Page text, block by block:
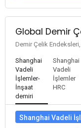
Global Demir
Demir Çelik
Shanghai
Vadeli
İşlemler-
İnşaat
demiri
Shanghai
Vadeli
İşlemler
HRC
Shanghai Vadeli